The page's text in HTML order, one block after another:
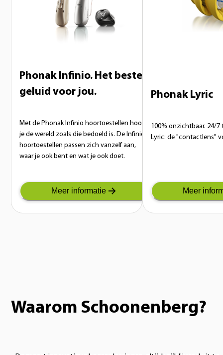
Phonak Infinio. Het beste
geluid voor jou.
Met de Phonak Infinio hoortoestellen hoor
je de wereld zoals die bedoeld is. De Infinio
hoortoestellen passen zich vanzelf aan,
waar je ook bent en wat je ook doet.
Meer informatie
Phonak Lyric
100% onzichtbaar. 24/7
Lyric: de "contactlens"
Meer
Waarom Schoonenberg?